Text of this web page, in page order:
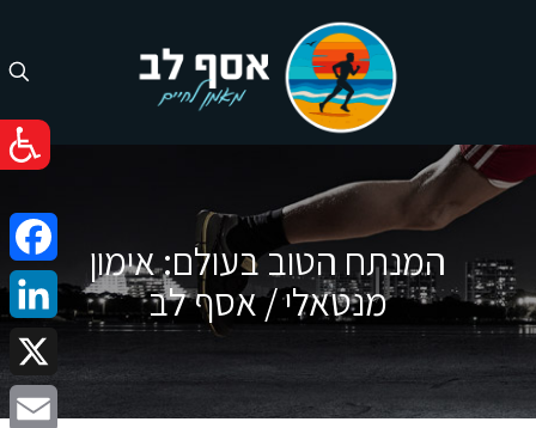
המנתח הטוב בעולם: אימון
מנטאלי / אסף לב
X